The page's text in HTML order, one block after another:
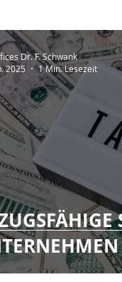
Dr. F. Schwank
2025
1 Min. Lesezeit